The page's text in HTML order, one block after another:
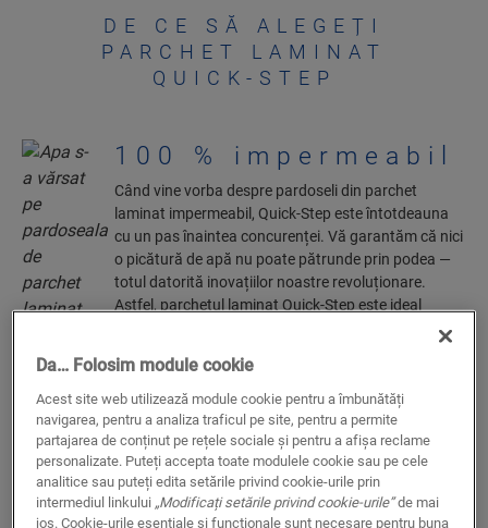
DE CE SĂ ALEGEȚI
PARCHET LAMINAT
QUICK-STEP
100 % impermeabil
Când vine vorba despre pardoseli din parchet
laminat impermeabil, Quick-Step este întotdeauna
cu un pas înaintea concurenței. Vă garantăm că nici
o picătură de apă nu poate pătrunde prin podea —
totul datorită inovațiilor noastre revoluționare.
Astfel, parchetul laminat Quick-Step este ideal
pentru toate camerele, inclusiv pentru bucătărie și
Da… Folosim module cookie
Acest site web utilizează module cookie pentru a îmbunătăți
navigarea, pentru a analiza traficul pe site, pentru a permite
partajarea de conținut pe rețele sociale și pentru a afișa reclame
personalizate. Puteți accepta toate modulele cookie sau pe cele
analitice sau puteți edita setările privind cookie-urile prin
intermediul linkului „Modificați setările privind cookie-urile”de mai
jos. Cookie-urile esențiale și funcționale sunt necesare pentru buna